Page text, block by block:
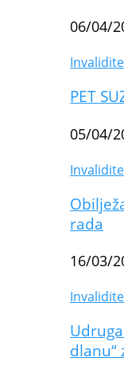
06/04/
PET
05/04/
rada
16/03/
dlanu“